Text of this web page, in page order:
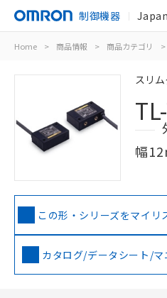
制御機器 Japan
Home > 商品情報 > 商品カテゴリ >
スリ
幅
この形・シリーズをマイリ
カタログ/データシート/マ